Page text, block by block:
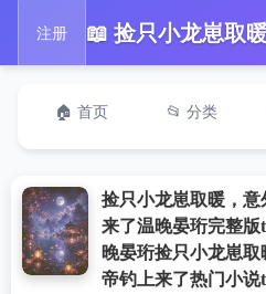
注册
🏠 首页 📂 分类
捡只小龙崽取暖，意
来了温晚晏珩完整版
晚晏珩捡只小龙崽
帝钓上来了热门小说